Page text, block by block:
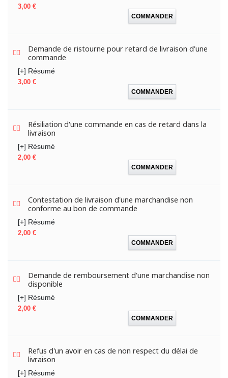
Prix
3,00 €
COMMANDER
Demande de ristourne pour retard de livraison d'une
commande
[+] Résumé
Prix
3,00 €
COMMANDER
Résiliation d'une commande en cas de retard dans la
livraison
[+] Résumé
Prix
2,00 €
COMMANDER
Contestation de livraison d'une marchandise non
conforme au bon de commande
[+] Résumé
Prix
2,00 €
COMMANDER
Demande de remboursement d'une marchandise non
disponible
[+] Résumé
Prix
2,00 €
COMMANDER
Refus d'un avoir en cas de non respect du délai de
livraison
[+] Résumé